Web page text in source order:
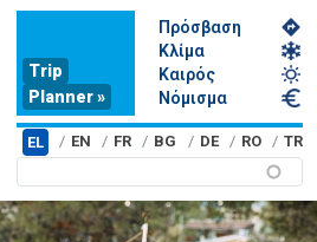
Trip
Planner »
Πρόσβαση
Κλίμα
Καιρός
Νόμισμα
EL EN FR BG DE RO TR